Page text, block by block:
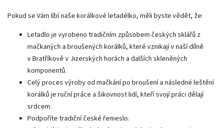
Pokud se Vám líbí naše korálkové letadélko, měli byste vědět, že:
Letadlo je vyrobeno tradičním způsobem českých sklářů z
mačkaných a broušených korálků, které vznikají v naší dílně
v Bratříkově v Jizerských horách a dalších skleněných
komponentů.
Celý proces výroby od mačkání po broušení a následné leštění
korálků je ruční práce a šikovnost lidí, kteří svojí práci dělají
srdcem.
Podpoříte tradiční české řemeslo.